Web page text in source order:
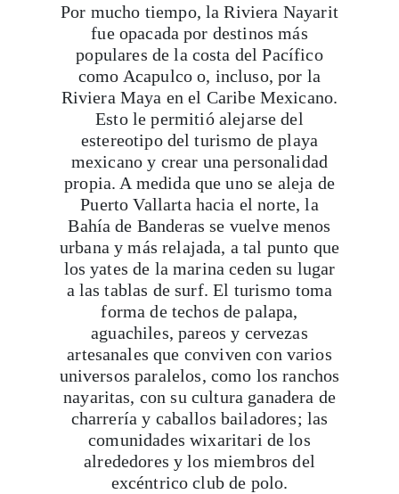
Por mucho tiempo, la Riviera Nayarit
fue opacada por destinos más
populares de la costa del Pacífico
como Acapulco o, incluso, por la
Riviera Maya en el Caribe Mexicano.
Esto le permitió alejarse del
estereotipo del turismo de playa
mexicano y crear una personalidad
propia. A medida que uno se aleja de
Puerto Vallarta hacia el norte, la
Bahía de Banderas se vuelve menos
urbana y más relajada, a tal punto que
los yates de la marina ceden su lugar
a las tablas de surf. El turismo toma
forma de techos de palapa,
aguachiles, pareos y cervezas
artesanales que conviven con varios
universos paralelos, como los ranchos
nayaritas, con su cultura ganadera de
charrería y caballos bailadores; las
comunidades wixaritari de los
alrededores y los miembros del
excéntrico club de polo.